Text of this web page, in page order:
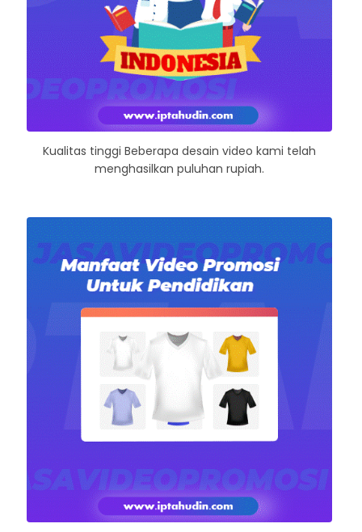
Kualitas tinggi Beberapa desain video kami telah
menghasilkan puluhan rupiah.